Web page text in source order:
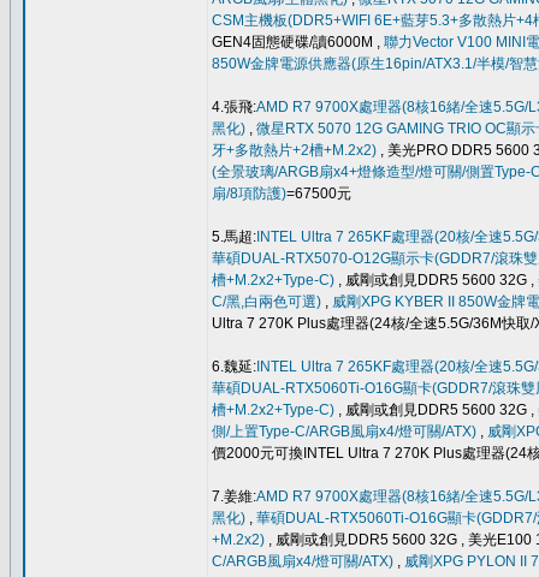
CSM主機板(DDR5+WIFI 6E+藍芽5.3+多散熱片+4
GEN4固態硬碟/讀6000M , 聯力Vector V100 MINI
850W金牌電源供應器(原生16pin/ATX3.1/半模/智
4.張飛:AMD R7 9700X處理器(8核16緒/全速5.5G/
黑化) , 微星RTX 5070 12G GAMING TRIO OC顯
牙+多散熱片+2槽+M.2x2) , 美光PRO DDR5 5600
(全景玻璃/ARGB扇x4+燈條造型/燈可關/側置Type-
扇/8項防護)=67500元
5.馬超: INTEL Ultra 7 265KF處理器(20核/全速
華碩DUAL-RTX5070-O12G顯示卡(GDDR7/滾珠
槽+M.2x2+Type-C) , 威剛或創見DDR5 5600 32G
C/黑,白兩色可選) , 威剛XPG KYBER II 850W金牌
Ultra 7 270K Plus處理器(24核/全速5.5G/36M快取
6.魏延: INTEL Ultra 7 265KF處理器(20核/全速
華碩DUAL-RTX5060Ti-O16G顯卡(GDDR7/滾珠雙
槽+M.2x2+Type-C) , 威剛或創見DDR5 5600 32G
側/上置Type-C/ARGB風扇x4/燈可關/ATX) , 威剛
價2000元可換INTEL Ultra 7 270K Plus處理器(24
7.姜維:AMD R7 9700X處理器(8核16緒/全速5.5G/
黑化) , 華碩DUAL-RTX5060Ti-O16G顯卡
+M.2x2) , 威剛或創見DDR5 5600 32G , 美光E100
C/ARGB風扇x4/燈可關/ATX) , 威剛XPG PYLON II